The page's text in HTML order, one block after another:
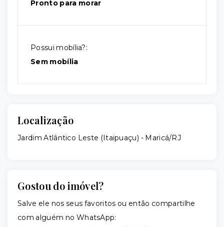
Pronto para morar
Possui mobília?:
Sem mobília
Localização
Jardim Atlântico Leste (Itaipuaçu) - Maricá/RJ
Gostou do imóvel?
Salve ele nos seus favoritos ou então compartilhe
com alguém no WhatsApp: